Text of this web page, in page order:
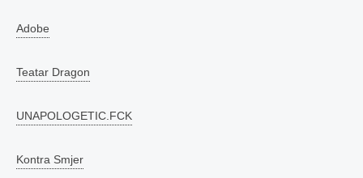
Adobe
Teatar Dragon
UNAPOLOGETIC.FCK
Kontra Smjer